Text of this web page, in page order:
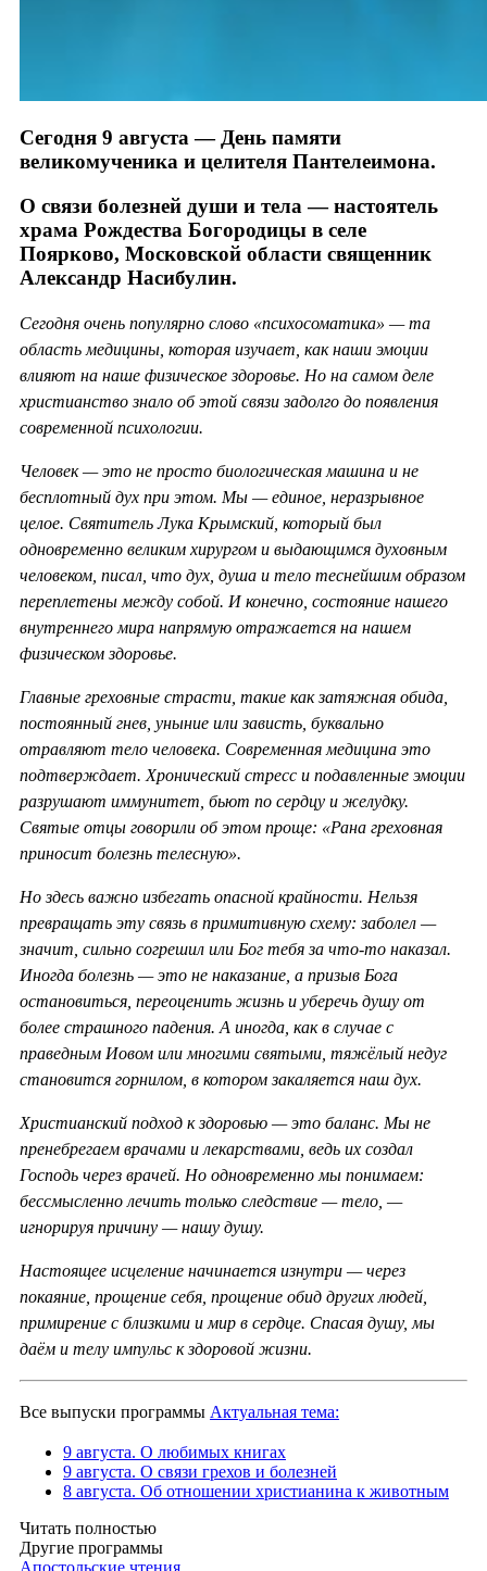
Сегодня 9 августа — День памяти
великомученика и целителя Пантелеимона.
О связи болезней души и тела — настоятель
храма Рождества Богородицы в селе
Поярково, Московской области священник
Александр Насибулин.
Сегодня очень популярно слово «психосоматика» — та
область медицины, которая изучает, как наши эмоции
влияют на наше физическое здоровье. Но на самом деле
христианство знало об этой связи задолго до появления
современной психологии.
Человек — это не просто биологическая машина и не
бесплотный дух при этом. Мы — единое, неразрывное
целое. Святитель Лука Крымский, который был
одновременно великим хирургом и выдающимся духовным
человеком, писал, что дух, душа и тело теснейшим образом
переплетены между собой. И конечно, состояние нашего
внутреннего мира напрямую отражается на нашем
физическом здоровье.
Главные греховные страсти, такие как затяжная обида,
постоянный гнев, уныние или зависть, буквально
отравляют тело человека. Современная медицина это
подтверждает. Хронический стресс и подавленные эмоции
разрушают иммунитет, бьют по сердцу и желудку.
Святые отцы говорили об этом проще: «Рана греховная
приносит болезнь телесную».
Но здесь важно избегать опасной крайности. Нельзя
превращать эту связь в примитивную схему: заболел —
значит, сильно согрешил или Бог тебя за что-то наказал.
Иногда болезнь — это не наказание, а призыв Бога
остановиться, переоценить жизнь и уберечь душу от
более страшного падения. А иногда, как в случае с
праведным Иовом или многими святыми, тяжёлый недуг
становится горнилом, в котором закаляется наш дух.
Христианский подход к здоровью — это баланс. Мы не
пренебрегаем врачами и лекарствами, ведь их создал
Господь через врачей. Но одновременно мы понимаем:
бессмысленно лечить только следствие — тело, —
игнорируя причину — нашу душу.
Настоящее исцеление начинается изнутри — через
покаяние, прощение себя, прощение обид других людей,
примирение с близкими и мир в сердце. Спасая душу, мы
даём и телу импульс к здоровой жизни.
Все выпуски программы Актуальная тема:
9 августа. О любимых книгах
9 августа. О связи грехов и болезней
8 августа. Об отношении христианина к животным
Читать полностью
Другие программы
Апостольские чтения